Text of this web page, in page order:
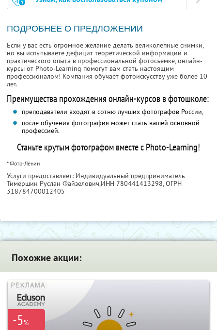
ПОДРОБНЕЕ О ПРЕДЛОЖЕНИИ
Если у вас есть огромное желание делать великолепные снимки,
но вы испытываете дефицит теоретической информации и
практического опыта в профессиональной фотосъемке, онлайн-
курсы от Photo-Learning помогут вам стать настоящим
профессионалом! Компания обучает фотоискусству уже более 10
лет.
Преимущества прохождения онлайн-курсов в фотошколе:
преподаватели входят в сотню лучших фотографов России,
после обучения фотография может стать вашей основной
профессией.
Станьте крутым фотографом вместе с Photo-Learning!
* Фото-Лёнин
Услуги предоставляет: Индивидуальный предприниматель
Тимершин Руслан Файзелович,ИНН 780441413298, ОГРН
318784700012405
Похожие акции:
-5%